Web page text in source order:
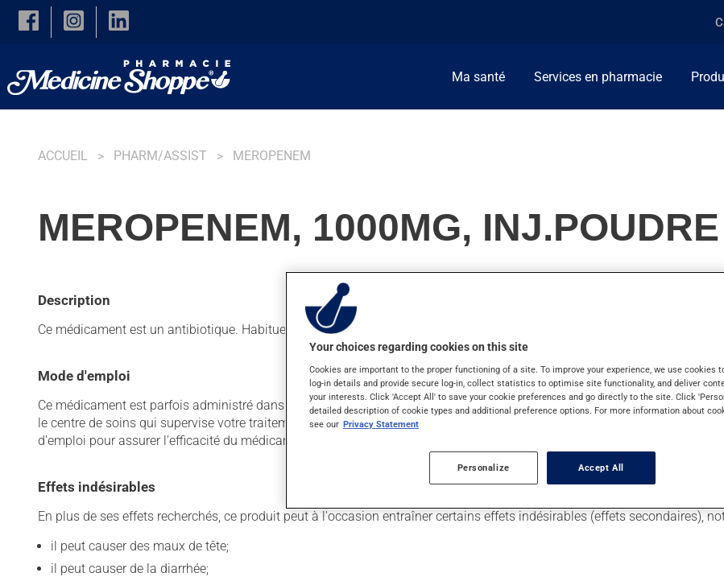
Skip to main content
Ma santé Services en pharmacie
ACCUEIL PHARM/ASSIST MEROPENEM
MEROPENEM, 1000MG, INJ.POUDRE
Description
Ce médicament est un antibiotique. Habituellement, on l'utilise pour combattre les infections. Il produit son plein effet
Mode d'emploi
Ce médicament est parfois administré dans un établissement de santé, par un médecin ou une infirmière, mais il peut
le centre de soins qui supervise votre traitement vous a fourni toutes les instructions nécessaires à une administration
d'emploi pour assurer l'efficacité du médicament et limiter ses effets secondaires.
Effets indésirables
En plus de ses effets recherchés, ce produit peut à l'occasion entraîner certains effets indésirables (effets secondaires),
il peut causer des maux de tête;
il peut causer de la diarrhée;
Your choices regarding cookies on this site
Cookies are important to the proper functioning of a site. To improve your experience, we use cookies
log-in details and provide secure log-in, collect statistics to optimise site functionality, and deliver
your interests. Click 'Accept All' to save your cookie preferences and go directly to the site. Click
detailed description of cookie types and additional preference options. For more information about
see our Privacy Statement
Personalize Accept All